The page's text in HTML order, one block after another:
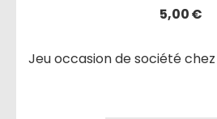
5,00€
Jeu occasion de société